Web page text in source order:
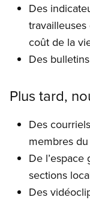
Des
coût de la
Des
Plus tard,
Des
membres du
De
sections
Des